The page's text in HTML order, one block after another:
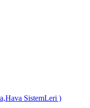
SistemLeri )